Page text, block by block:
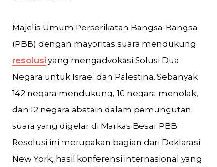
Majelis Umum Perserikatan Bangsa-Bangsa
(PBB) dengan mayoritas suara mendukung
resolusi yang mengadvokasi Solusi Dua
Negara untuk Israel dan Palestina. Sebanyak
142 negara mendukung, 10 negara menolak,
dan 12 negara abstain dalam pemungutan
suara yang digelar di Markas Besar PBB.
Resolusi ini merupakan bagian dari Deklarasi
New York, hasil konferensi internasional yang